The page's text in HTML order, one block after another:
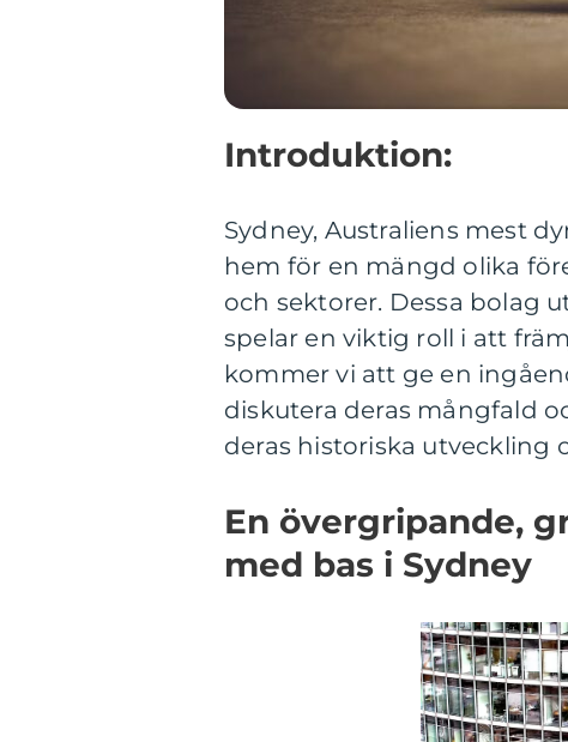
Introduktion:
Sydney, Australiens mest
hem för en mängd olika
och sektorer. Dessa bolag
spelar en viktig roll i att
kommer vi att ge en
diskutera deras mångfald
deras historiska utveckling
En övergripande,
med bas i Sydney